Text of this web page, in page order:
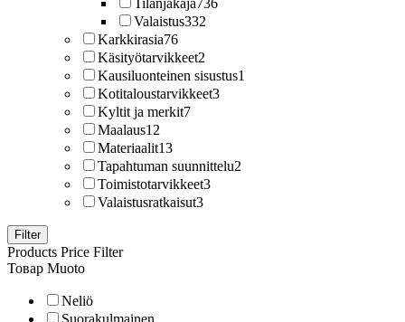
Valaistus332
Karkkirasia76
Käsityötarvikkeet2
Kausiluonteinen sisustus1
Kotitaloustarvikkeet3
Kyltit ja merkit7
Maalaus12
Materiaalit13
Tapahtuman suunnittelu2
Toimistotarvikkeet3
Valaistusratkaisut3
Filter
Products Price Filter
Товар Muoto
Neliö
Suorakulmainen